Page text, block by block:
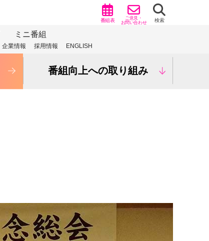
番組表 ご意見・
お問い合わせ 検索
ミニ番組
企業情報 採用情報 ENGLISH
番組向上への取り組み